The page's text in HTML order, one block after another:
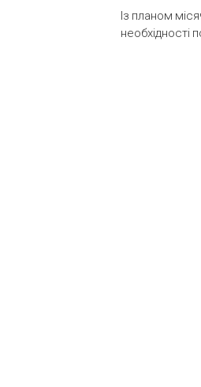
Із планом
необхідності